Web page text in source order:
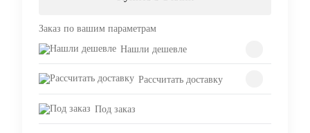
Заказ по вашим параметрам
Нашли дешевле
Рассчитать доставку
Под заказ